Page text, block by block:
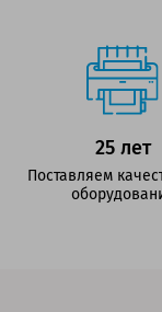
25 лет
Поставляем